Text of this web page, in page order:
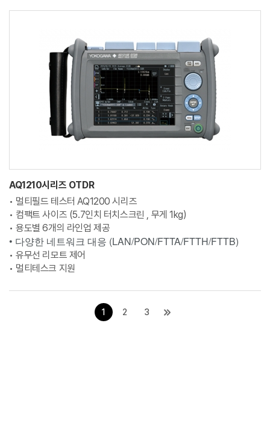
AQ1210시리즈 OTDR
• 멀티필드 테스터 AQ1200 시리즈
• 컴팩트 사이즈 (5.7인치 터치스크린 , 무게 1kg)
• 용도별 6개의 라인업 제공
• 다양한 네트워크 대응 (LAN/PON/FTTA/FTTH/FTTB)
• 유무선 리모트 제어
• 멀티테스크 지원
1 2 3